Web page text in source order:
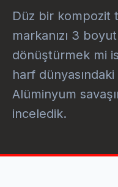
Düz bir kompozit
markanızı 3
dönüştürmek mi
harf
Alüminyum
inceledik.